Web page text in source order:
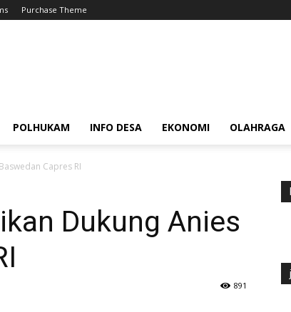
Purchase Theme
POLHUKAM INFO DESA EKONOMI OLAHRAGA
Capres RI
Dukung Anies
891